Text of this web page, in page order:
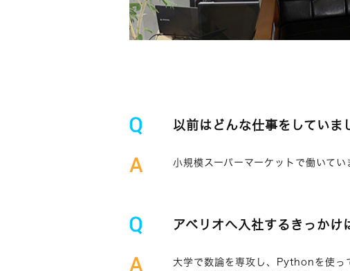
以前はどんな仕事をしていま
小規模スーパーマーケットで働いてい
アベリオへ入社するきっかけ
大学で数論を専攻し、Pythonを使っ